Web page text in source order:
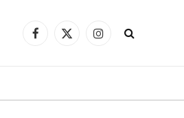
Facebook
X
Instagram